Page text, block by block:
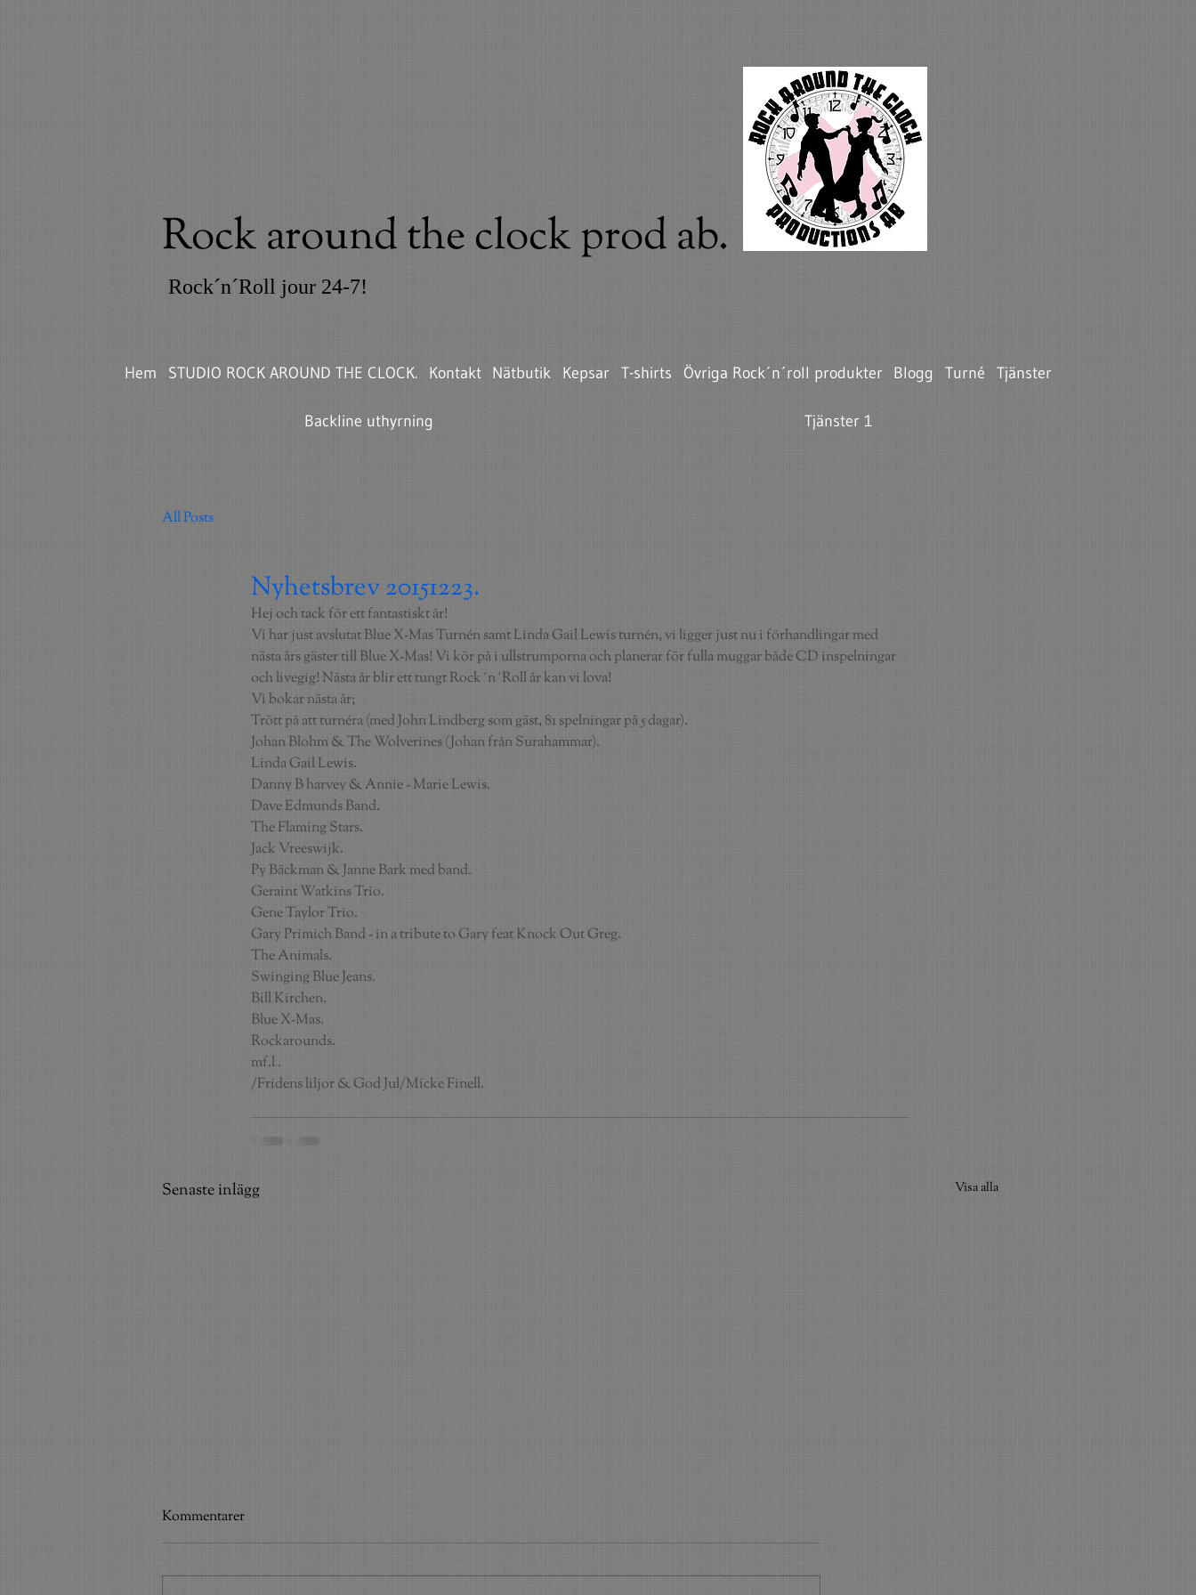
Rock around the clock prod ab.
Rock´n´Roll jour 24-7!
Hem STUDIO ROCK AROUND THE CLOCK. Kontakt Nätbutik Kepsar T-shirts Övriga Rock´n´roll produkter Blogg Turné Tjänster
Backline uthyrning Tjänster 1
All Posts
Nyhetsbrev 20151223.
Hej och tack för ett fantastiskt år!
Vi har just avslutat Blue X-Mas Turnén samt Linda Gail Lewis turnén, vi ligger just nu i förhandlingar med
nästa års gäster till Blue X-Mas! Vi kör på i ullstrumporna och planerar för fulla muggar både CD inspelningar
och livegig! Nästa år blir ett tungt Rock´n´Roll år kan vi lova!
Vi bokar nästa år;
Trött på att turnéra (med John Lindberg som gäst, 81 spelningar på 5 dagar).
Johan Blohm & The Wolverines (Johan från Surahammar).
Linda Gail Lewis.
Danny B harvey & Annie - Marie Lewis.
Dave Edmunds Band.
The Flaming Stars.
Jack Vreeswijk.
Py Bäckman & Janne Bark med band.
Geraint Watkins Trio.
Gene Taylor Trio.
Gary Primich Band - in a tribute to Gary feat Knock Out Greg.
The Animals.
Swinging Blue Jeans.
Bill Kirchen.
Blue X-Mas.
Rockarounds.
mf.l .
/Fridens liljor & God Jul/Micke Finell.
Senaste inlägg Visa alla
NYHETSBREV.
Nu var det länge sedan det skrevs
något inlägg här, men vi har haft
Skutskär 20150120. Igår fortsatte jag
och Brian Marston att göra klart CD
Skutskär 20150119. Vi håller på att
bygga en ny hemsida som vi
Kommentarer